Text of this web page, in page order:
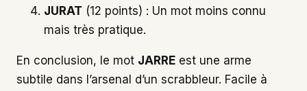
JURAT (12 points) : Un mot moins connu
mais très pratique.
En conclusion, le mot JARRE est une arme
subtile dans l’arsenal d’un scrabbleur. Facile à